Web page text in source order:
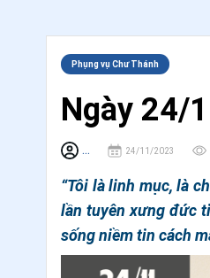
Phụng vụ Chư Thánh
Ngày 24/
... 24/11/2023
“Tôi là linh mục, là
lần tuyên xưng đức
sống niềm tin cách